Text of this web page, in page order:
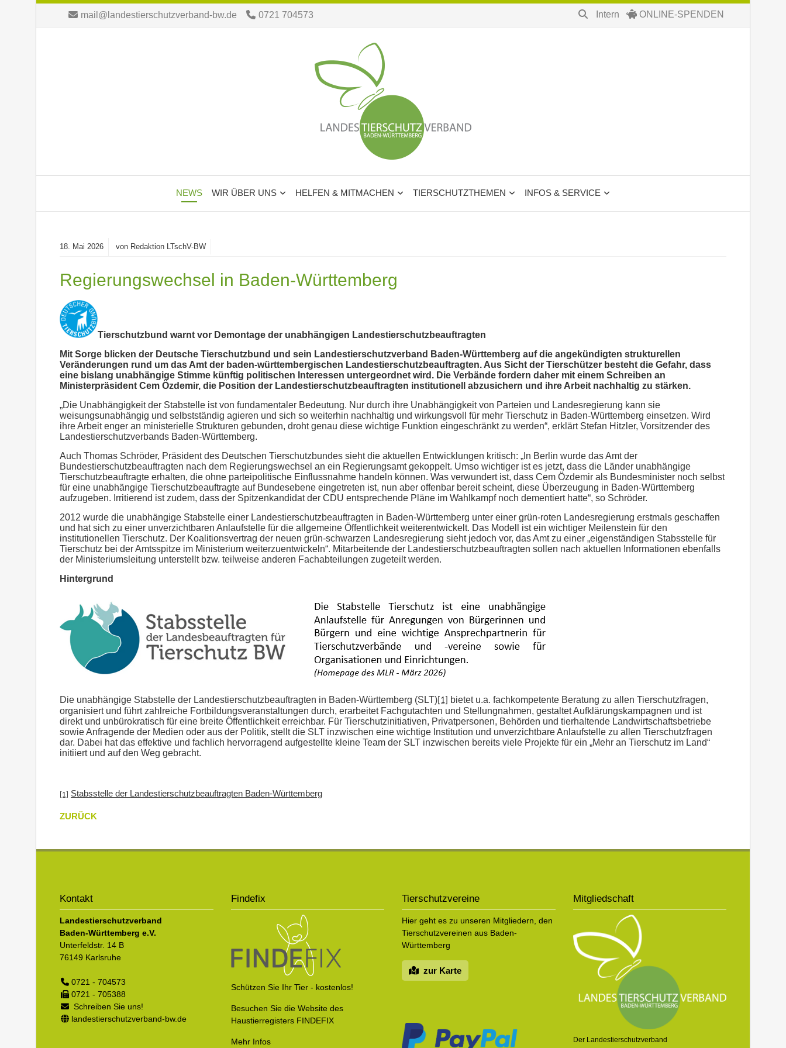
mail@landestierschutzverband-bw.de 0721 704573 Intern ONLINE-SPENDEN
NEWS WIR ÜBER UNS HELFEN & MITMACHEN TIERSCHUTZTHEMEN INFOS & SERVICE
18. Mai 2026 von Redaktion LTschV-BW
Regierungswechsel in Baden-Württemberg
Tierschutzbund warnt vor Demontage der unabhängigen Landestierschutzbeauftragten
Mit Sorge blicken der Deutsche Tierschutzbund und sein Landestierschutzverband Baden-Württemberg auf die angekündigten strukturellen
Veränderungen rund um das Amt der baden-württembergischen Landestierschutzbeauftragten. Aus Sicht der Tierschützer besteht die Gefahr, dass
eine bislang unabhängige Stimme künftig politischen Interessen untergeordnet wird. Die Verbände fordern daher mit einem Schreiben an
Ministerpräsident Cem Özdemir, die Position der Landestierschutzbeauftragten institutionell abzusichern und ihre Arbeit nachhaltig zu stärken.
„Die Unabhängigkeit der Stabstelle ist von fundamentaler Bedeutung. Nur durch ihre Unabhängigkeit von Parteien und Landesregierung kann sie
weisungsunabhängig und selbstständig agieren und sich so weiterhin nachhaltig und wirkungsvoll für mehr Tierschutz in Baden-Württemberg einsetzen. Wird
ihre Arbeit enger an ministerielle Strukturen gebunden, droht genau diese wichtige Funktion eingeschränkt zu werden“, erklärt Stefan Hitzler, Vorsitzender des
Landestierschutzverbands Baden-Württemberg.
Auch Thomas Schröder, Präsident des Deutschen Tierschutzbundes sieht die aktuellen Entwicklungen kritisch: „In Berlin wurde das Amt der
Bundestierschutzbeauftragten nach dem Regierungswechsel an ein Regierungsamt gekoppelt. Umso wichtiger ist es jetzt, dass die Länder unabhängige
Tierschutzbeauftragte erhalten, die ohne parteipolitische Einflussnahme handeln können. Was verwundert ist, dass Cem Özdemir als Bundesminister noch selbst
für eine unabhängige Tierschutzbeauftragte auf Bundesebene eingetreten ist, nun aber offenbar bereit scheint, diese Überzeugung in Baden-Württemberg
aufzugeben. Irritierend ist zudem, dass der Spitzenkandidat der CDU entsprechende Pläne im Wahlkampf noch dementiert hatte“, so Schröder.
2012 wurde die unabhängige Stabstelle einer Landestierschutzbeauftragten in Baden-Württemberg unter einer grün-roten Landesregierung erstmals geschaffen
und hat sich zu einer unverzichtbaren Anlaufstelle für die allgemeine Öffentlichkeit weiterentwickelt. Das Modell ist ein wichtiger Meilenstein für den
institutionellen Tierschutz. Der Koalitionsvertrag der neuen grün-schwarzen Landesregierung sieht jedoch vor, das Amt zu einer „eigenständigen Stabsstelle für
Tierschutz bei der Amtsspitze im Ministerium weiterzuentwickeln“. Mitarbeitende der Landestierschutzbeauftragten sollen nach aktuellen Informationen ebenfalls
der Ministeriumsleitung unterstellt bzw. teilweise anderen Fachabteilungen zugeteilt werden.
Hintergrund
Die unabhängige Stabstelle der Landestierschutzbeauftragten in Baden-Württemberg (SLT) [1]
bietet u.a. fachkompetente Beratung zu allen Tierschutzfragen,
organisiert und führt zahlreiche Fortbildungsveranstaltungen durch, erarbeitet Fachgutachten und Stellungnahmen, gestaltet Aufklärungskampagnen und ist
direkt und unbürokratisch für eine breite Öffentlichkeit erreichbar. Für Tierschutzinitiativen, Privatpersonen, Behörden und tierhaltende Landwirtschaftsbetriebe
sowie Anfragende der Medien oder aus der Politik, stellt die SLT inzwischen eine wichtige Institution und unverzichtbare Anlaufstelle zu allen Tierschutzfragen
dar. Dabei hat das effektive und fachlich hervorragend aufgestellte kleine Team der SLT inzwischen bereits viele Projekte für ein „Mehr an Tierschutz im Land“
initiiert und auf den Weg gebracht.
[1] Stabsstelle der Landestierschutzbeauftragten Baden-Württemberg
ZURÜCK
Kontakt
Landestierschutzverband
Baden-Württemberg e.V.
Unterfeldstr. 14 B
76149 Karlsruhe
0721 - 704573
0721 - 705388
Schreiben Sie uns!
landestierschutzverband-bw.de
Findefix
Schützen Sie Ihr Tier - kostenlos!
Besuchen Sie die Website des
Haustierregisters FINDEFIX
Mehr Infos
Tierschutzvereine
Hier geht es zu unseren Mitgliedern, den
Tierschutzvereinen aus Baden-
Württemberg
zur Karte
Mitgliedschaft
Der Landestierschutzverband